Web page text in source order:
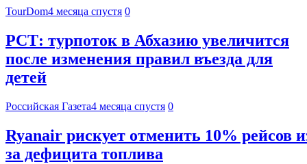
TourDom4 месяца спустя 0
РСТ: турпоток в Абхазию увеличится
после изменения правил въезда для
детей
Российская Газета4 месяца спустя 0
Ryanair рискует отменить 10% рейсов
за дефицита топлива